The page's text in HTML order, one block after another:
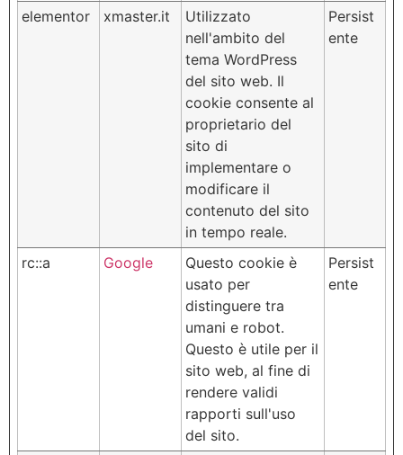
elementor xmaster.it
Utilizzato
nell'ambito del
tema WordPress
del sito web. Il
cookie consente al
proprietario del
sito di
implementare o
modificare il
contenuto del sito
in tempo reale.
Persist
ente
rc::a Google
Questo cookie è
usato per
distinguere tra
umani e robot.
Questo è utile per il
sito web, al fine di
rendere validi
rapporti sull'uso
del sito.
Persist
ente